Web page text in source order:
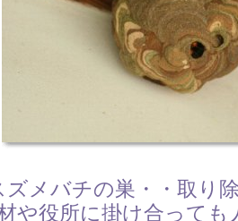
ズメバチの巣・・取り
や役所に掛け合って